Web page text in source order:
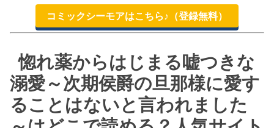
コミックシーモアはこちら♪（登録無料）
惚れ薬からはじまる嘘つきな
溺愛～次期侯爵の旦那様に愛す
ることはないと言われました